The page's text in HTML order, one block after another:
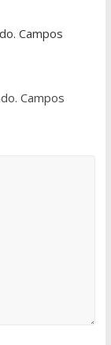
Campos
Campos